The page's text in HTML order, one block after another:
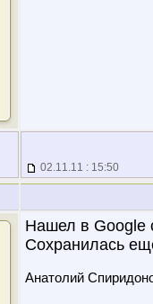
02.11.11 : 15:50
Нашел в Gооgle
Сохранилась
Анатолий